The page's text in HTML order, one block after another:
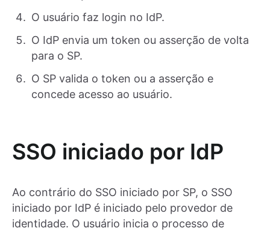
O usuário faz login no IdP.
O IdP envia um token ou asserção de volta
para o SP.
O SP valida o token ou a asserção e
concede acesso ao usuário.
SSO iniciado por IdP
Ao contrário do SSO iniciado por SP, o SSO
iniciado por IdP é iniciado pelo provedor de
identidade. O usuário inicia o processo de